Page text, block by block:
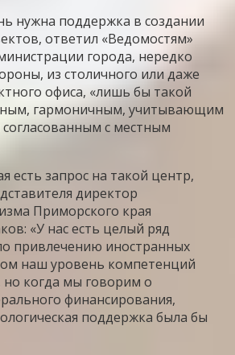
нужна поддержка в создании
ответил «Ведомостям»
города, нередко
из столичного или даже
офиса, «лишь бы такой
гармоничным, учитывающим
с местным
есть запрос на такой центр,
директор
Приморского края
«У нас есть целый ряд
привлечению иностранных
наш уровень компетенций
но когда мы говорим о
финансирования,
поддержка была бы